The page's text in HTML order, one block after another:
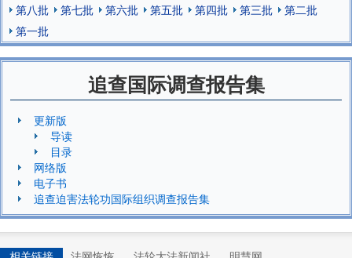
第八批
第七批 第六批 第五批 第四批 第三批
第二批
第一批
追查国际调查报告集
更新版
导读
目录
网络版
电子书
追查迫害法轮功国际组织调查报告集